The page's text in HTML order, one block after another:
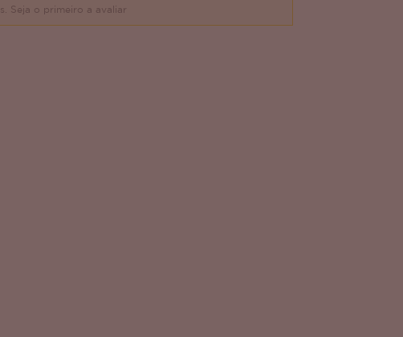
Seja o primeiro a avaliar